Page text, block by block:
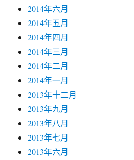
2014年六月
2014年五月
2014年四月
2014年三月
2014年二月
2014年一月
2013年十二月
2013年九月
2013年八月
2013年七月
2013年六月